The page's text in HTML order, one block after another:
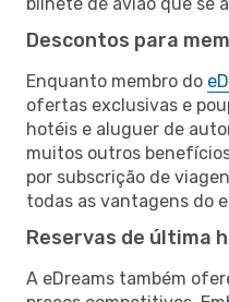
Descontos para
Enquanto membro do
ofertas exclusivas e
hotéis e aluguer de
muitos outros
por subscrição de
todas as vantagens do
Reservas de última
A eDreams também